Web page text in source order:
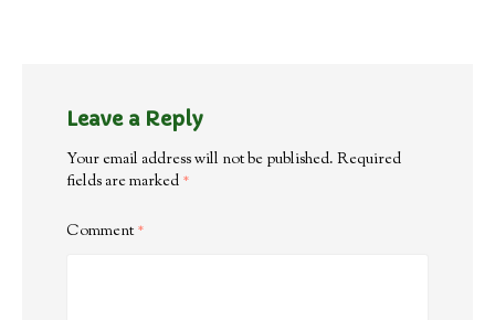
Leave a Reply
Your email address will not be published. Required
fields are marked *
Comment*